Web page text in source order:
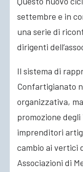
settembre e in
una serie di
dirigenti
Il sistema di
Confartigianato
organizzativa,
promozione
imprenditori
cambio ai vertici
Associazioni di